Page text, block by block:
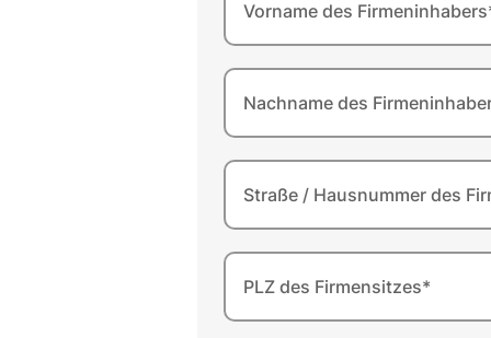
Vorname des
Nachname des
Straße / Hausnummer des
PLZ des Firmensitzes*